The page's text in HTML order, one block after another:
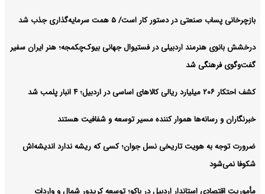
بازچرخانی پساب صنعتی در دستور کار است/ ۵ همت سرمایه‌گذاری جذب شد
درخشش بانوی هنرمند اردبیلی در فستیوال جهانی بیوک‌چکمجه؛ هنر ایران سفیر
گفت‌وگوی فرهنگی شد
کشف احتکار ۲۰۶ میلیارد ریالی کالاهای اساسی در اردبیل؛ ۴ انبار پلمب شد
خبرنگاران و رسانه‌ها هموار کننده مسیر توسعه و شفافیت هستند
ضرورت توجه به هویت تاریخی نسل جوان؛ کسی که ریشه ندارد اندیشه‌اش
شکوفا نمی‌شود
مأموریت اقتصادی استاندار اردبیل در باکو؛ توسعه کریدور شمال و واردات